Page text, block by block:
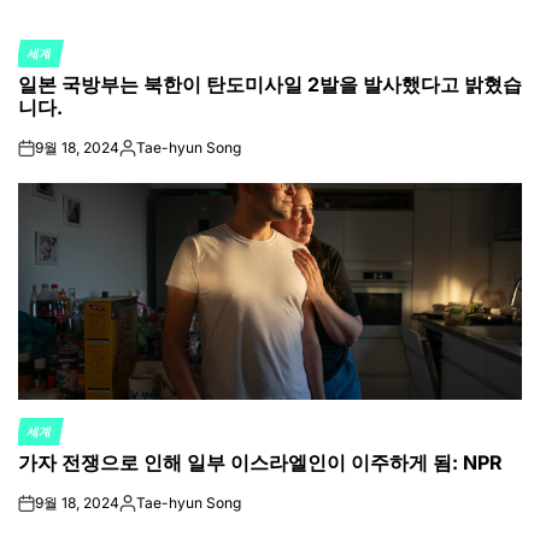
POSTED
IN
세계
일본 국방부는 북한이 탄도미사일 2발을 발사했다고 밝혔습
니다.
on9월 18, 2024Posted
Tae-hyun Song
POSTED
IN
세계
가자 전쟁으로 인해 일부 이스라엘인이 이주하게 됨: NPR
on9월 18, 2024Posted
Tae-hyun Song